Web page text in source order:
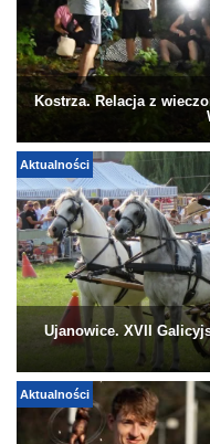
Kostrza. Relacja z
Aktualności
Ujanowice. XVII
Aktualności